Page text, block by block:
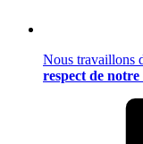
Nous travaillons
respect de